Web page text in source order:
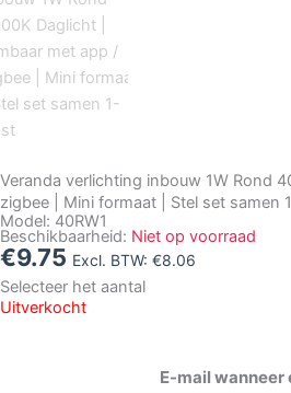
Veranda verlichting inbouw 1W Rond
zigbee | Mini formaat | Stel set samen
Model: 40RW1
Beschikbaarheid: Niet op voorraad
€9.75 Excl. BTW: €8.06
Selecteer het aantal
Uitverkocht
E-mail wanneer